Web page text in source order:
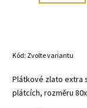
Kód: Zvolte variantu
Plátkové zlato extra
plátcích, rozměru